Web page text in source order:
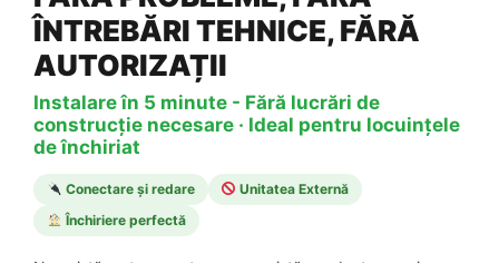
ÎNTREBĂRI TEHNICE, FĂRĂ
AUTORIZAȚII
Instalare în 5 minute - Fără lucrări de
construcție necesare · Ideal pentru locuințele
de închiriat
Conectare și redare
Unitatea Externă
Închiriere perfectă